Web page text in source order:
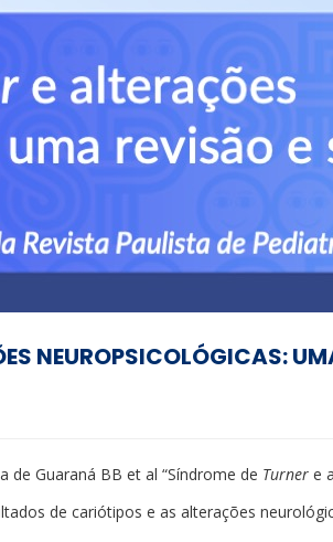
NEUROPSICOLÓGICAS:
de Guaraná BB et al “Síndrome de Turner e
de cariótipos e as alterações